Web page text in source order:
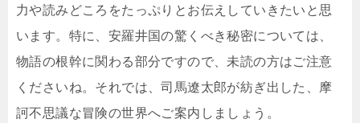
力や読みどころをたっぷりとお伝えしていきたいと思
います。特に、安羅井国の驚くべき秘密については、
物語の根幹に関わる部分ですので、未読の方はご注意
くださいね。それでは、司馬遼太郎が紡ぎ出した、摩
訶不思議な冒険の世界へご案内しましょう。